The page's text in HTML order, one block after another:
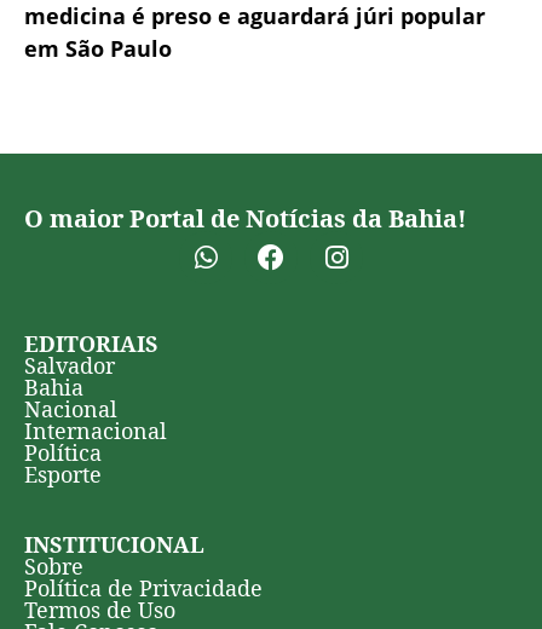
medicina é preso e aguardará júri popular
em São Paulo
O maior Portal de Notícias da Bahia!
EDITORIAIS
Salvador
Bahia
Nacional
Internacional
Política
Esporte
INSTITUCIONAL
Sobre
Política de Privacidade
Termos de Uso